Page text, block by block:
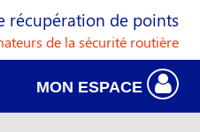
récupération de points
de la sécurité routière
MON ESPACE